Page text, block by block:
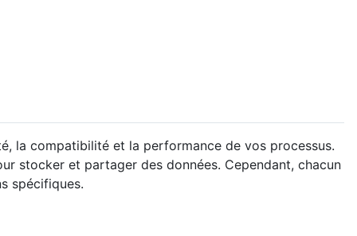
la compatibilité et la performance de vos processus.
stocker et partager des données. Cependant, chacun
spécifiques.